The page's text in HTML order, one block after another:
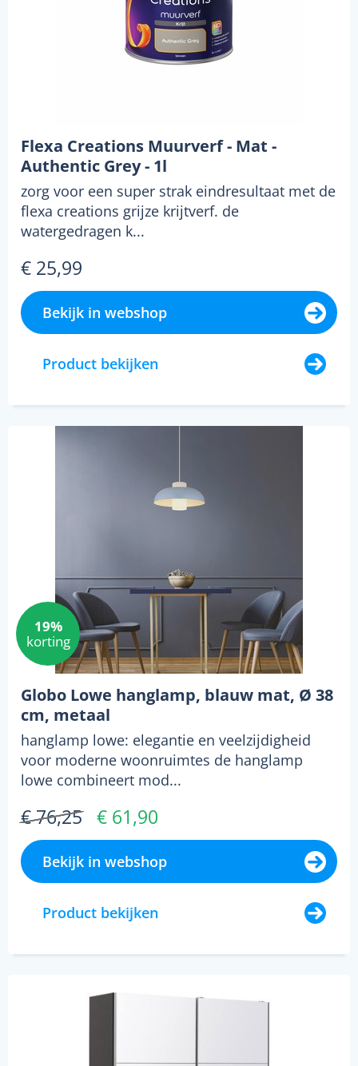
Flexa Creations Muurverf - Mat -
Authentic Grey - 1l
zorg voor een super strak eindresultaat met de
flexa creations grijze krijtverf. de
watergedragen k...
€ 25,99
Bekijk in webshop
Product bekijken
19%
korting
Globo Lowe hanglamp, blauw mat, Ø 38
cm, metaal
hanglamp lowe: elegantie en veelzijdigheid
voor moderne woonruimtes de hanglamp
lowe combineert mod...
€ 76,25 € 61,90
Bekijk in webshop
Product bekijken